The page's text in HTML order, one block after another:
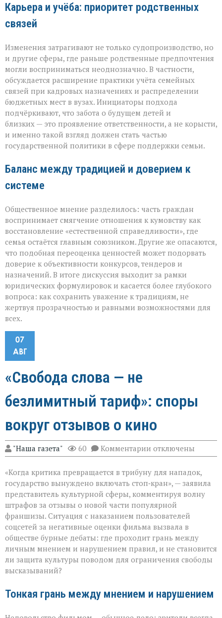
Карьера и учёба: приоритет родственных
связей
Изменения затрагивают не только судопроизводство, но
и другие сферы, где раньше родственные предпочтения
могли восприниматься неоднозначно. В частности,
обсуждается расширение практики учёта семейных
связей при кадровых назначениях и распределении
бюджетных мест в вузах. Инициаторы подхода
подчёркивают, что забота о будущем детей и
близких — это проявление ответственности, а не корысти,
и именно такой взгляд должен стать частью
государственной политики в сфере поддержки семьи.
Баланс между традицией и доверием к
системе
Общественное мнение разделилось: часть граждан
воспринимает смягчение отношения к кумовству как
восстановление «естественной справедливости», где
семья остаётся главным союзником. Другие же опасаются,
что подобная переоценка ценностей может подорвать
доверие к объективности конкурсов, тендеров и
назначений. В итоге дискуссия выходит за рамки
юридических формулировок и касается более глубокого
вопроса: как сохранить уважение к традициям, не
жертвуя прозрачностью и равными возможностями для
всех.
07
АВГ
«Свобода слова — не
безлимитный тариф»: споры
вокруг отзывов о кино
"Наша газета" 60 Комментарии к
записи
слова — не
безлимитный
тариф»:
споры
вокруг
отзывов
о
кино
отключены
«Когда критика превращается в трибуну для нападок,
государство вынуждено включать стоп‑кран», — заявила
представитель культурной сферы, комментируя волну
штрафов за отзывы о новой части популярной
франшизы. Ситуация с наказанием пользователей
соцсетей за негативные оценки фильма вызвала в
обществе бурные дебаты: где проходит грань между
личным мнением и нарушением правил, и не становится
ли защита культуры поводом для ограничения свободы
высказываний?
Тонкая грань между мнением и нарушением